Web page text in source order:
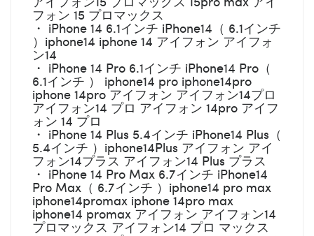
フォン 15 プロマックス
・ iPhone 14 6.1インチ iPhone14（ 6.1インチ
）iphone14 iphone 14 アイフォン アイフォ
ン14
・ iPhone 14 Pro 6.1インチ iPhone14 Pro（
6.1インチ ） iphone14 pro iphone14pro
iphone 14pro アイフォン アイフォン14プロ
アイフォン14 プロ アイフォン 14pro アイフ
ォン 14 プロ
・ iPhone 14 Plus 5.4インチ iPhone14 Plus（
5.4インチ ）iphone14Plus アイフォン アイ
フォン14プラス アイフォン14 Plus プラス
・ iPhone 14 Pro Max 6.7インチ iPhone14
Pro Max（ 6.7インチ ）iphone14 pro max
iphone14promax iphone 14pro max
iphone14 promax アイフォン アイフォン14
プロマックス アイフォン14 プロ マックス